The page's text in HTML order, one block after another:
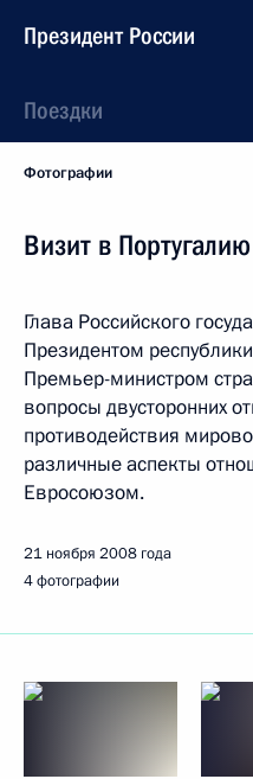
Президент России
Поездки
Фотографии
Визит в Португалию
Глава Российского
Президентом
Премьер-министром
вопросы двусторонних
противодействия
различные аспекты
Евросоюзом.
21 ноября 2008 года
4 фотографии